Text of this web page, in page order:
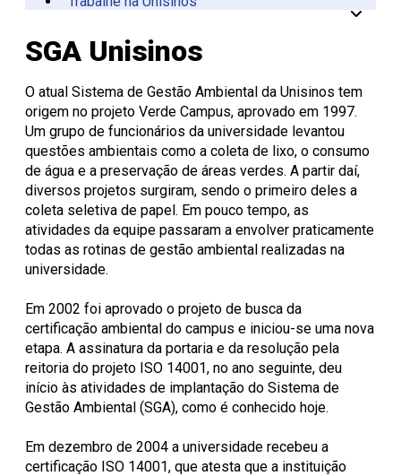
Porto Alegre
São Leopoldo
Informática
Editora Unisinos
Fundação Urbano
Consulta Lista de
Diplomas
Docência
PIBID
Residência
Pedagógica
Editais
Residência
Pedagógica
Apresentação
Comissão
no Uso de
Animais
Comitê
de Ética
em
Pesquisa
Apresentação
ISO 14001
SGA Unisinos
Relatórios e
Certificações
Comunicação
Ambiental
Procedimentos
Instruções
operacionais
SGA Unisinos
O atual Sistema de Gestão Ambiental da Unisinos tem
origem no projeto Verde Campus, aprovado em 1997.
Um grupo de funcionários da universidade levantou
questões ambientais como a coleta de lixo, o consumo
de água e a preservação de áreas verdes. A partir daí,
diversos projetos surgiram, sendo o primeiro deles a
coleta seletiva de papel. Em pouco tempo, as
atividades da equipe passaram a envolver praticamente
todas as rotinas de gestão ambiental realizadas na
universidade.
Em 2002 foi aprovado o projeto de busca da
certificação ambiental do campus e iniciou-se uma nova
etapa. A assinatura da portaria e da resolução pela
reitoria do projeto ISO 14001, no ano seguinte, deu
início às atividades de implantação do Sistema de
Gestão Ambiental (SGA), como é conhecido hoje.
Em dezembro de 2004 a universidade recebeu a
certificação ISO 14001, que atesta que a instituição